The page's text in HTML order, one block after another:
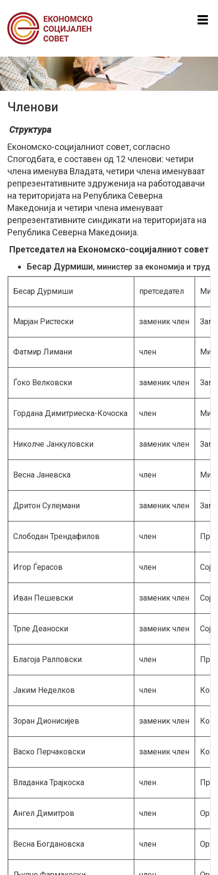
Al
Членови
Структура
Економско-социјалниот совет, согласно
Спогодбата, е составен од 12 членови: четири
члена именува Владата, четири члена именуваат
репрезентативните здруженија на работодавачи
на територијата на Република Северна
Македонија и четири члена именуваат
репрезентативните синдикати на територијата на
Република Северна Македонија.
Претседател на Економско-социјалниот совет
Бесар Дурмиши, министер за економија и труд
Бесар Дурмиши претседател
Марјан Ристески заменик член
Фатмир Лимани член
Ѓоко Велковски заменик член
Гордана Димитриеска-Кочоска член
Николче Јанкуловски заменик член
Весна Јаневска член
Дритон Сулејмани заменик член
Слободан Трендафилов член
Игор Ѓерасов член
Иван Пешевски заменик член
Трпе Деаноски заменик член
Благоја Ралповски член
Јаким Неделков член
Зоран Дионисијев заменик член
Васко Перчаковски заменик член
Владанка Трајкоска член
Ангел Димитров член
Весна Богдановска член